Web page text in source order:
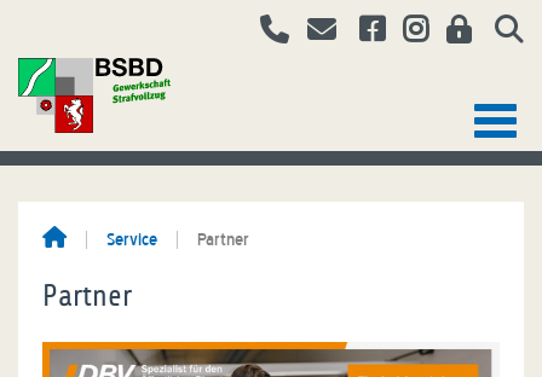
Service Partner
Partner